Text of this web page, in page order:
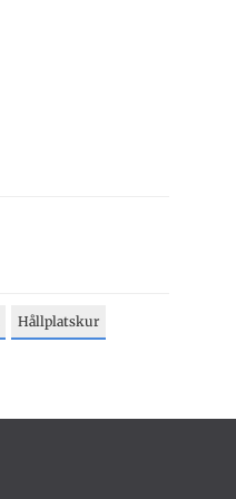
Hållplatskur